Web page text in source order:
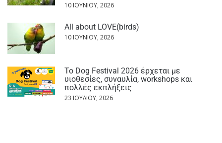
10 ΙΟΥΝΊΟΥ, 2026
All about LOVE(birds)
10 ΙΟΥΝΊΟΥ, 2026
Το Dog Festival 2026 έρχεται με
υιοθεσίες, συναυλία, workshops και
πολλές εκπλήξεις
23 ΙΟΥΛΊΟΥ, 2026